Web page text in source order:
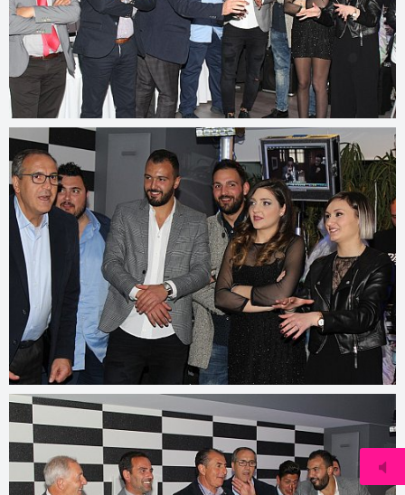
© 2022vps604279.ovh.net/2017